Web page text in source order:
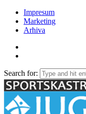
Impresum
Marketing
Arhiva
Search for: